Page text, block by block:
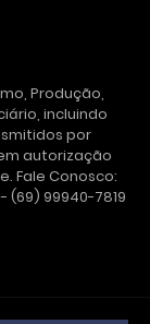
Produção,
incluindo
por
autorização
Fale Conosco:
99940-7819